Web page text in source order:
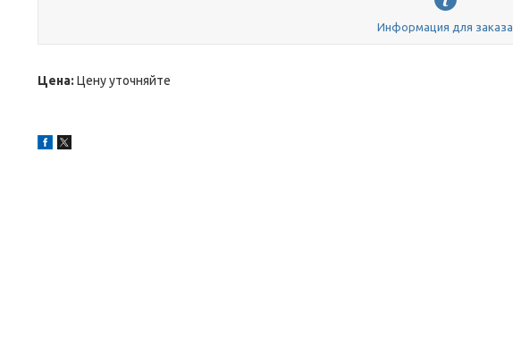
Информация для заказа
Цена: Цену уточняйте